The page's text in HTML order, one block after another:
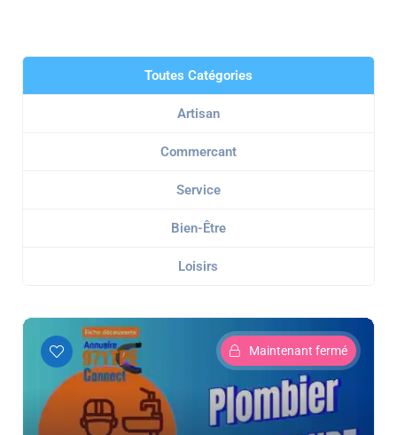
Toutes Catégories
Artisan
Commercant
Service
Bien-Être
Loisirs
Maintenant fermé